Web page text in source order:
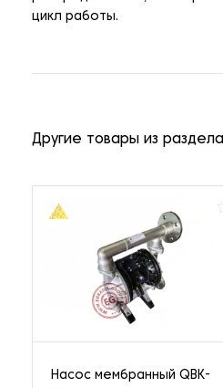
цикл работы.
Другие товары из раздела
Насос мембранный QBK-